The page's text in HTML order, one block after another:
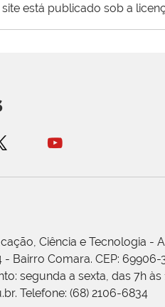
está publicado sob a
Ciência e Tecnologia -
Bairro Comara. CEP: 69906-
segunda a sexta, das 7h às
Telefone: (68) 2106-6834